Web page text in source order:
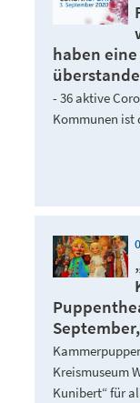
haben
- 36 aktive
Kommunen
Kreismuseum
Kunibert“ für